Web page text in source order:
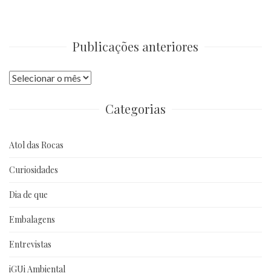
Publicações anteriores
Publicações
Categorias
Atol das Rocas
Curiosidades
Dia de que
Embalagens
Entrevistas
iGUi Ambiental